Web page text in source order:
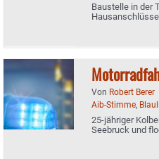
Baustelle in der
Von Robert Berer
Aib-Stimme,
25-jähriger
Seebruck und